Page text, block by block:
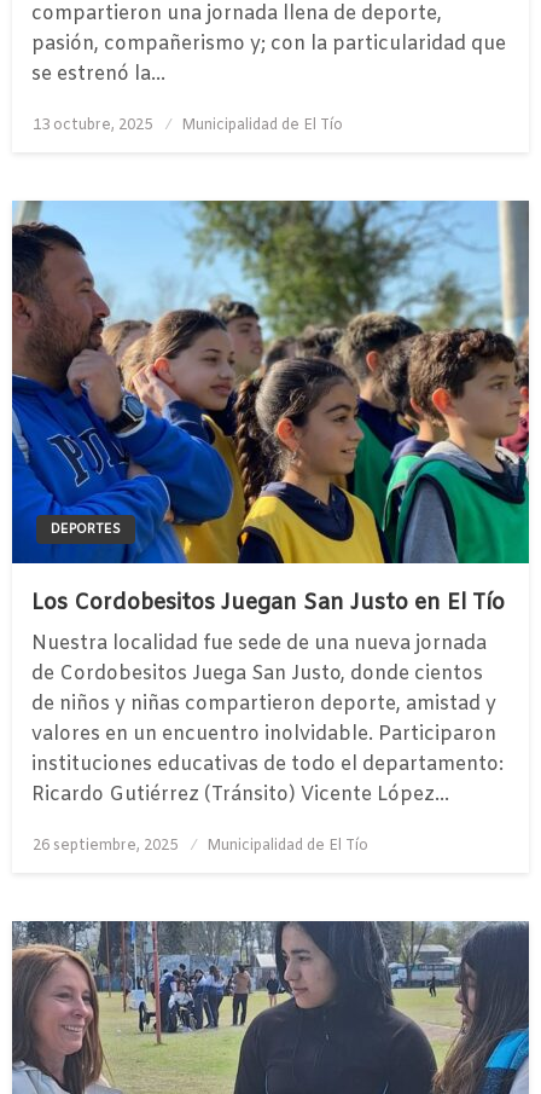
compartieron una jornada llena de deporte,
pasión, compañerismo y; con la particularidad que
se estrenó la…
Publicado
13 octubre, 2025 Municipalidad de El Tío
DEPORTES
Los Cordobesitos Juegan San Justo en El Tío
Nuestra localidad fue sede de una nueva jornada
de Cordobesitos Juega San Justo, donde cientos
de niños y niñas compartieron deporte, amistad y
valores en un encuentro inolvidable. Participaron
instituciones educativas de todo el departamento:
Ricardo Gutiérrez (Tránsito) Vicente López…
Publicado
26 septiembre, 2025 Municipalidad de El Tío